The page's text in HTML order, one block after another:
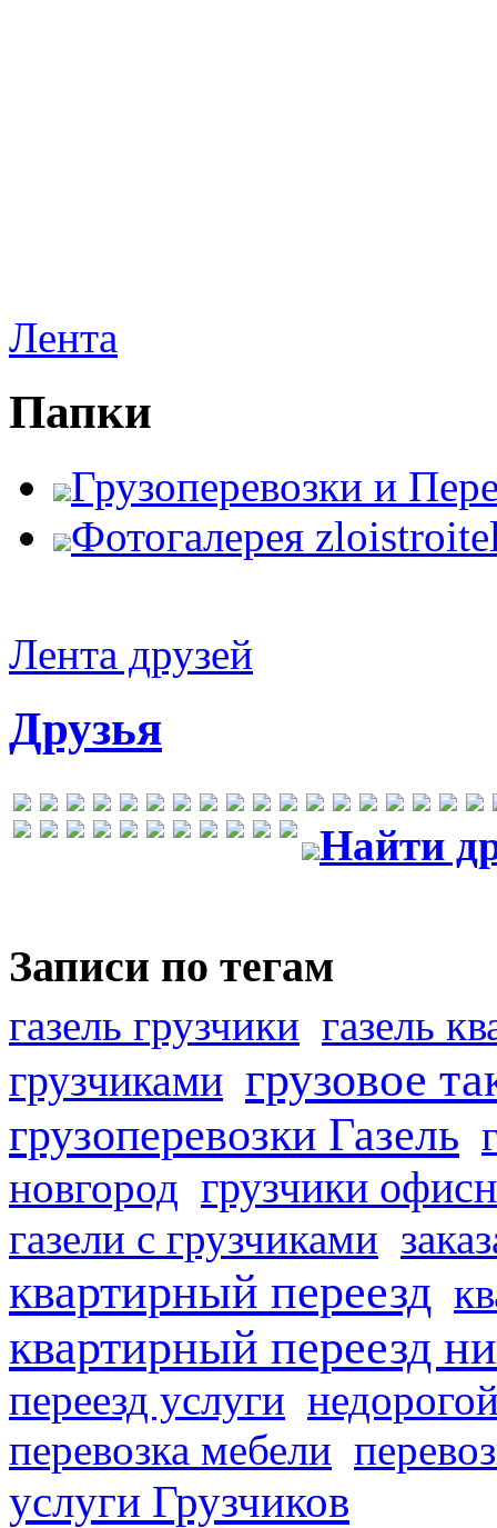
Лента
Папки
Грузоперевозки и
Фотогалерея
Лента друзей
Друзья
Найти
Записи по тегам
газель грузчики газель
грузчиками грузовое
грузоперевозки Газель
новгород грузчики
газели с грузчиками
квартирный переезд
квартирный переезд
переезд услуги
перевозка мебели
услуги Грузчиков